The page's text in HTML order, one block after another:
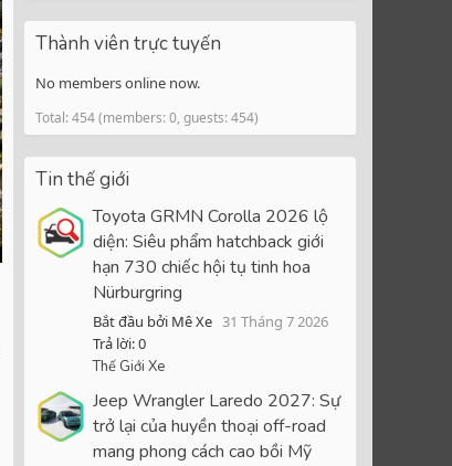
Thành viên trực tuyến
No members online now.
Total: 454 (members: 0, guests: 454)
Tin thế giới
Toyota GRMN Corolla 2026 lộ
diện: Siêu phẩm hatchback giới
hạn 730 chiếc hội tụ tinh hoa
Nürburgring
Bắt đầu bởi Mê Xe 31 Tháng 7 2026
Trả lời: 0
Thế Giới Xe
Jeep Wrangler Laredo 2027: Sự
trở lại của huyền thoại off-road
mang phong cách cao bồi Mỹ